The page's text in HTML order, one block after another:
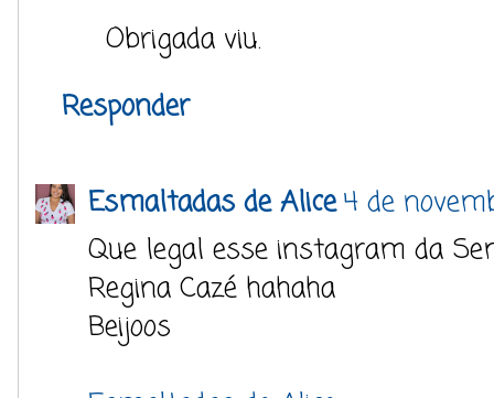
Obrigada viu.
Responder
Esmaltadas de Alice4 de
Que legal esse instagram da
Regina Cazé hahaha
Beijoos